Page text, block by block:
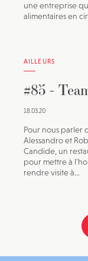
une entreprise
alimentaires en
AILLEURS
#85 -
18.03.20
Pour nous parler
Alessandro et
Candide, un
pour mettre à
rendre visite à...